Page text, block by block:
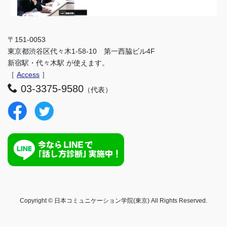
〒151-0053
東京都渋谷区代々木1-58-10 第一西脇ビル4F
新宿駅・代々木駅 が使えます。
［ Access ］
03-3375-9580 （代表）
Copyright © 日本コミュニケーション学院(東京) All Rights Reserved.